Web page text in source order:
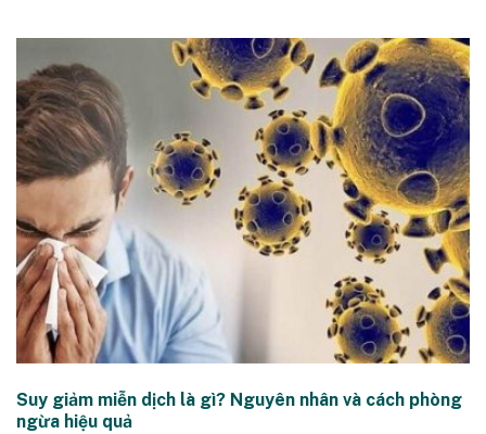
Suy giảm miễn dịch là gì? Nguyên nhân và cách phòng
ngừa hiệu quả